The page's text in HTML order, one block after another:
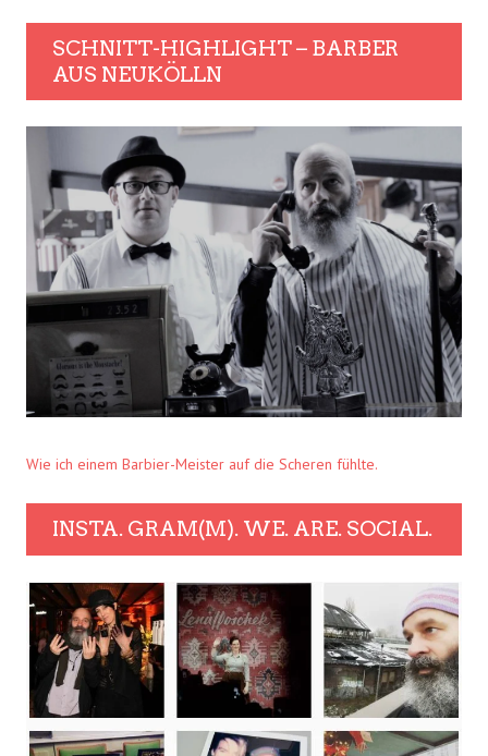
SCHNITT-HIGHLIGHT – BARBER
AUS NEUKÖLLN
Wie ich einem Barbier-Meister auf die Scheren fühlte.
INSTA. GRAM(M). WE. ARE. SOCIAL.